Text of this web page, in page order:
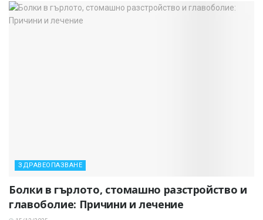
ЗДРАВЕОПАЗВАНЕ
Болки в гърлото, стомашно разстройство и
главоболие: Причини и лечение